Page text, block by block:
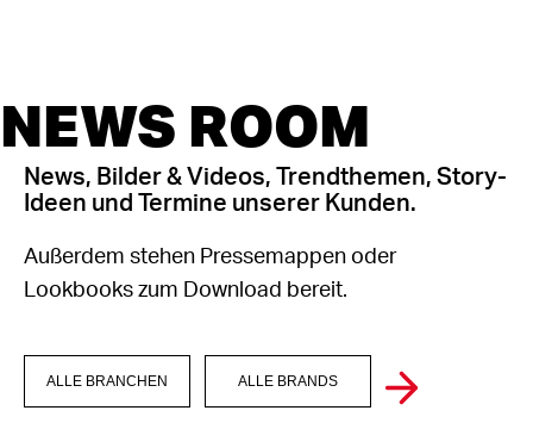
NEWS ROOM
News, Bilder & Videos, Trendthemen, Story-
Ideen und Termine unserer Kunden.
Außerdem stehen Pressemappen oder
Lookbooks zum Download bereit.
ALLE BRANCHEN ALLE BRANDS